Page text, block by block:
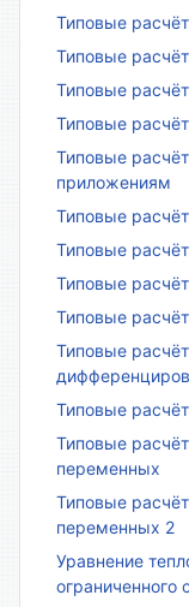
Типовые
Типовые
Типовые
Типовые
Типовые
приложениям
Типовые
Типовые
Типовые
Типовые
Типовые
Типовые
Типовые
переменных
Типовые
переменных 2
Уравнение
ограниченного